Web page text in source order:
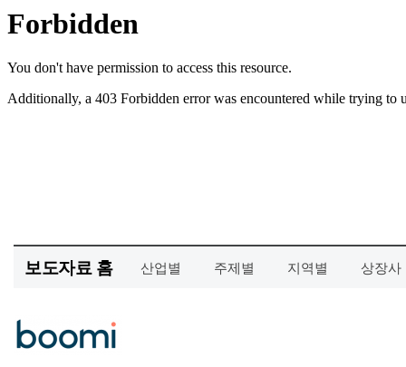
보도자료 홈 산업별 주제별 지역별 상장사